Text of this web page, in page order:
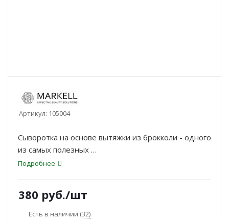
Артикул: 105004
Сыворотка на основе вытяжки из брокколи - одного
из самых полезных
овощей, обладающего детокс-эффектом:
Подробнее
380 руб./шт
Есть в наличии (32)